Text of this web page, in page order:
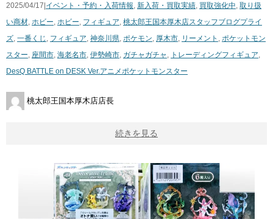
2025/04/17|イベント・予約・入荷情報, 新入荷・買取実績, 買取強化中, 取り扱
い商材, ホビー, ホビー, フィギュア, 桃太郎王国本厚木店スタッフブログプライ
ズ, 一番くじ , フィギュア, 神奈川県, ポケモン, 厚木市, リーメント , ポケットモン
スター, 座間市, 海老名市, 伊勢崎市, ガチャガチャ , トレーディングフィギュア,
DesQ BATTLE on DESK Ver.アニメポケットモンスター
桃太郎王国本厚木店店長
続きを見る